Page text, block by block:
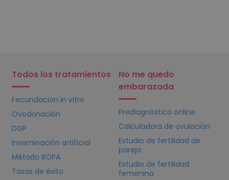
Todos los tratamientos
Fecundación in vitro
Ovodonación
DGP
Inseminación artificial
Método ROPA
Tasas de éxito
No me quedo
embarazada
Prediagnóstico online
Calculadora de ovulación
Estudio de fertilidad de
pareja
Estudio de fertilidad
femenina